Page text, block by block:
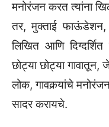
मनोरंजन करत त्यांना
तर, मुक्ताई फाऊंडेशन,
लिखित आणि
छोट्या छोट्या गावातून,
लोक, गावकर्‍यांचे
सादर करायचे.